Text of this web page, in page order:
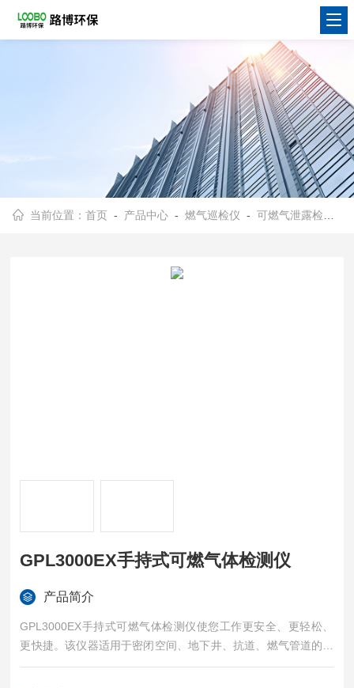
当前位置：首页 - 产品中心 -燃气巡检仪 -可燃气泄露检测仪
GPL3000EX手持式可燃气体检测仪
产品简介
GPL3000EX手持式可燃气体检测仪使您工作更安全、更轻松、
更快捷。该仪器适用于密闭空间、地下井、抗道、燃气管道的燃
气泄漏及漏点定位。